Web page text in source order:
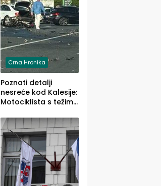
Crna Hronika
Poznati detalji
nesreće kod Kalesije:
Motociklista s težim,
lakšim povredama